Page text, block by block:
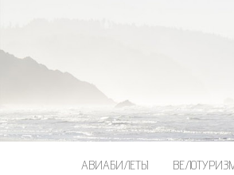
АВИАБИЛЕТЫ